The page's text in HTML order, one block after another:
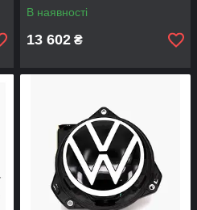
В наявності
13 602 ₴